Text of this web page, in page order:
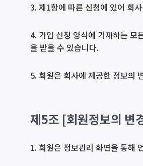
3. 제1항에 따른 신청에 있어 회
4. 가입 신청 양식에 기재하는 모
을 받을 수 있습니다.
5. 회원은 회사에 제공한 정보의
제5조 [회원정보의 변
1. 회원은 정보관리 화면을 통해